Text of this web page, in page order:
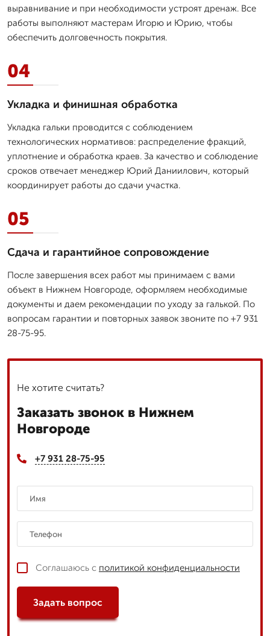
выравнивание и при необходимости устроят дренаж. Все
работы выполняют мастерам Игорю и Юрию, чтобы
обеспечить долговечность покрытия.
04
Укладка и финишная обработка
Укладка гальки проводится с соблюдением
технологических нормативов: распределение фракций,
уплотнение и обработка краев. За качество и соблюдение
сроков отвечает менеджер Юрий Даниилович, который
координирует работы до сдачи участка.
05
Сдача и гарантийное сопровождение
После завершения всех работ мы принимаем с вами
объект в Нижнем Новгороде, оформляем необходимые
документы и даем рекомендации по уходу за галькой. По
вопросам гарантии и повторных заявок звоните по +7 931
28-75-95.
Не хотите считать?
Заказать звонок в Нижнем
Новгороде
+7 931 28-75-95
Соглашаюсь с политикой конфиденциальности
Задать вопрос